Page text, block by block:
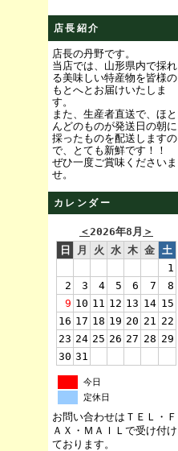
店長紹介
店長の丹野です。
当店では、山形県内で採れ
る美味しい特産物を皆様の
もとへとお届けいたしま
す。
また、生産者直送で、ほと
んどのものが発送日の朝に
採ったものを配送しますの
で、とても新鮮です！！
ぜひ一度ご賞味くださいま
せ。
カレンダー
＜2026年8月 ＞
日
月 火 水 木 金 土
1
2
3 4 5 6 7
8
9 10 11 12 13 14 15
16 17 18 19 20 21 22
23 24 25 26 27 28 29
30 31
今日
定休日
お問い合わせはＴＥＬ・Ｆ
ＡＸ・ＭＡＩＬで受け付け
ております。